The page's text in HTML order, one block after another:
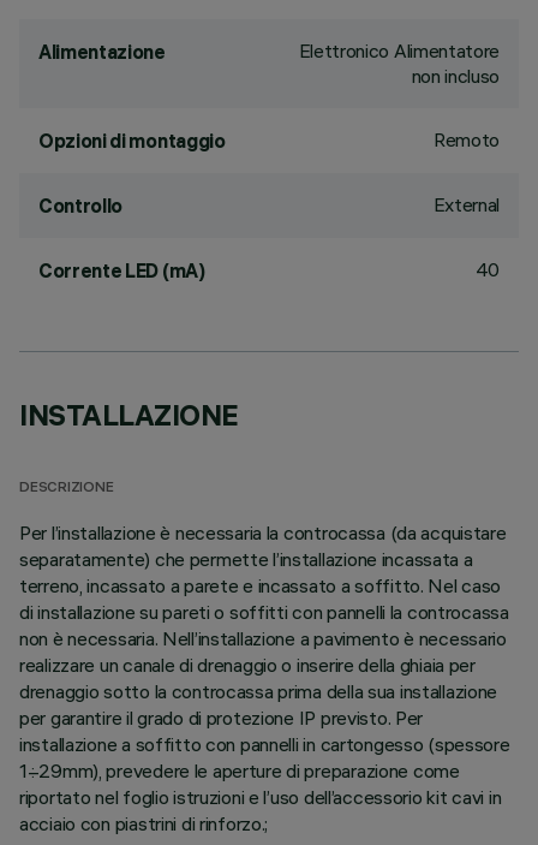
Alimentazione
Elettronico Alimentatore
non incluso
Opzioni di montaggio Remoto
Controllo External
Corrente LED (mA) 40
INSTALLAZIONE
DESCRIZIONE
Per l’installazione è necessaria la controcassa (da acquistare
separatamente) che permette l’installazione incassata a
terreno, incassato a parete e incassato a soffitto. Nel caso
di installazione su pareti o soffitti con pannelli la controcassa
non è necessaria. Nell’installazione a pavimento è necessario
realizzare un canale di drenaggio o inserire della ghiaia per
drenaggio sotto la controcassa prima della sua installazione
per garantire il grado di protezione IP previsto. Per
installazione a soffitto con pannelli in cartongesso (spessore
1÷29mm), prevedere le aperture di preparazione come
riportato nel foglio istruzioni e l’uso dell’accessorio kit cavi in
acciaio con piastrini di rinforzo.;